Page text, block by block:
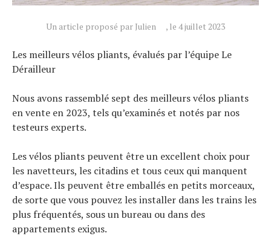
Un article proposé par Julien , le 4 juillet 2023
Les meilleurs vélos pliants, évalués par l’équipe Le
Dérailleur
Nous avons rassemblé sept des meilleurs vélos pliants
en vente en 2023, tels qu’examinés et notés par nos
testeurs experts.
Les vélos pliants peuvent être un excellent choix pour
les navetteurs, les citadins et tous ceux qui manquent
d’espace. Ils peuvent être emballés en petits morceaux,
de sorte que vous pouvez les installer dans les trains les
plus fréquentés, sous un bureau ou dans des
appartements exigus.